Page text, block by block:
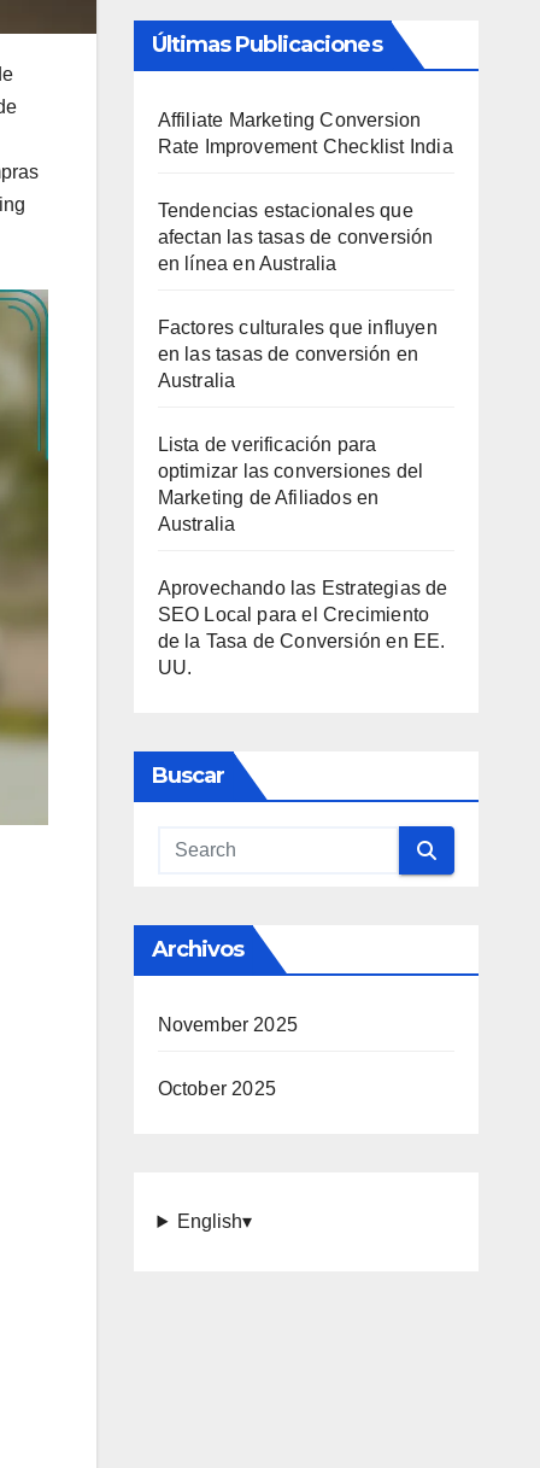
Últimas Publicaciones
Affiliate Marketing Conversion
Rate Improvement Checklist India
Tendencias estacionales que
afectan las tasas de conversión
en línea en Australia
Factores culturales que influyen
en las tasas de conversión en
Australia
Lista de verificación para
optimizar las conversiones del
Marketing de Afiliados en
Australia
Aprovechando las Estrategias de
SEO Local para el Crecimiento
de la Tasa de Conversión en EE.
UU.
Buscar
Archivos
November 2025
October 2025
English▾